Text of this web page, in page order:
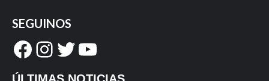
SEGUINOS
Facebook
Instagram
Twitter
YouTube